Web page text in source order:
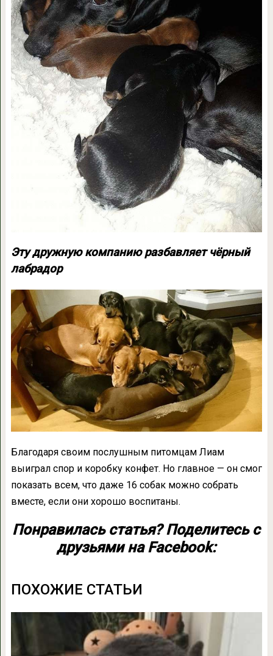
Эту дружную компанию разбавляет чёрный
лабрадор
Благодаря своим послушным питомцам Лиам
выиграл спор и коробку конфет. Но главное — он смог
показать всем, что даже 16 собак можно собрать
вместе, если они хорошо воспитаны.
Понравилась статья? Поделитесь с
друзьями на Facebook:
ПОХОЖИЕ СТАТЬИ